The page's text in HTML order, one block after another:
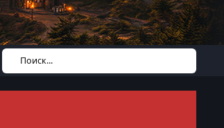
Поиск...